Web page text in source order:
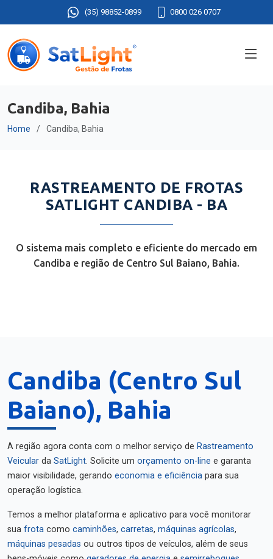
(35) 98852-0899 0800 026 0707
Candiba, Bahia
Home Candiba, Bahia
RASTREAMENTO DE FROTAS
SATLIGHT CANDIBA - BA
O sistema mais completo e eficiente do mercado em
Candiba e região de Centro Sul Baiano, Bahia.
Candiba (Centro Sul
Baiano), Bahia
A região agora conta com o melhor serviço de Rastreamento
Veicular da SatLight. Solicite um orçamento on-line e garanta
maior visibilidade, gerando economia e eficiência para sua
operação logística.
Temos a melhor plataforma e aplicativo para você monitorar
sua frota como caminhões, carretas, máquinas agrícolas,
máquinas pesadas ou outros tipos de veículos, além de seus